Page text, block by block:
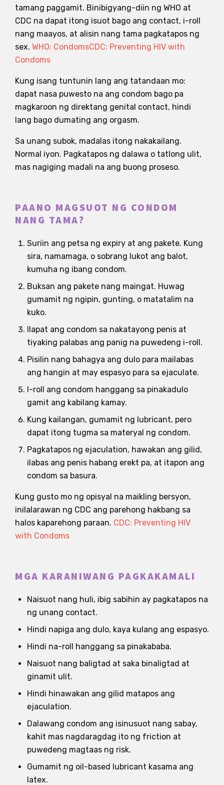
tamang paggamit. Binibigyang-diin ng WHO at
CDC na dapat itong isuot bago ang contact, i-roll
nang maayos, at alisin nang tama pagkatapos ng
sex. WHO: CondomsCDC: Preventing HIV with
Condoms
Kung isang tuntunin lang ang tatandaan mo:
dapat nasa puwesto na ang condom bago pa
magkaroon ng direktang genital contact, hindi
lang bago dumating ang orgasm.
Sa unang subok, madalas itong nakakailang.
Normal iyon. Pagkatapos ng dalawa o tatlong ulit,
mas nagiging madali na ang buong proseso.
PAANO MAGSUOT NG CONDOM
NANG TAMA?
Suriin ang petsa ng expiry at ang pakete. Kung
sira, namamaga, o sobrang lukot ang balot,
kumuha ng ibang condom.
Buksan ang pakete nang maingat. Huwag
gumamit ng ngipin, gunting, o matatalim na
kuko.
Ilapat ang condom sa nakatayong penis at
tiyaking palabas ang panig na puwedeng i-roll.
Pisilin nang bahagya ang dulo para mailabas
ang hangin at may espasyo para sa ejaculate.
I-roll ang condom hanggang sa pinakadulo
gamit ang kabilang kamay.
Kung kailangan, gumamit ng lubricant, pero
dapat itong tugma sa materyal ng condom.
Pagkatapos ng ejaculation, hawakan ang gilid,
ilabas ang penis habang erekt pa, at itapon ang
condom sa basura.
Kung gusto mo ng opisyal na maikling bersyon,
inilalarawan ng CDC ang parehong hakbang sa
halos kaparehong paraan. CDC: Preventing HIV
with Condoms
MGA KARANIWANG PAGKAKAMALI
Naisuot nang huli, ibig sabihin ay pagkatapos na
ng unang contact.
Hindi napiga ang dulo, kaya kulang ang espasyo.
Hindi na-roll hanggang sa pinakababa.
Naisuot nang baligtad at saka binaligtad at
ginamit ulit.
Hindi hinawakan ang gilid matapos ang
ejaculation.
Dalawang condom ang isinusuot nang sabay,
kahit mas nagdaragdag ito ng friction at
puwedeng magtaas ng risk.
Gumamit ng oil-based lubricant kasama ang
latex.